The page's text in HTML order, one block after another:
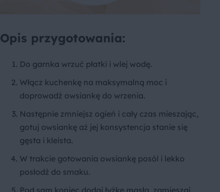
Opis przygotowania:
Do garnka wrzuć płatki i wlej wodę.
Włącz kuchenkę na maksymalną moc i
doprowadź owsiankę do wrzenia.
Następnie zmniejsz ogień i cały czas mieszając,
gotuj owsiankę aż jej konsystencja stanie się
gęsta i kleista.
W trakcie gotowania owsiankę posól i lekko
posłodź do smaku.
Pod sam koniec dodaj łyżkę masła, zamieszaj